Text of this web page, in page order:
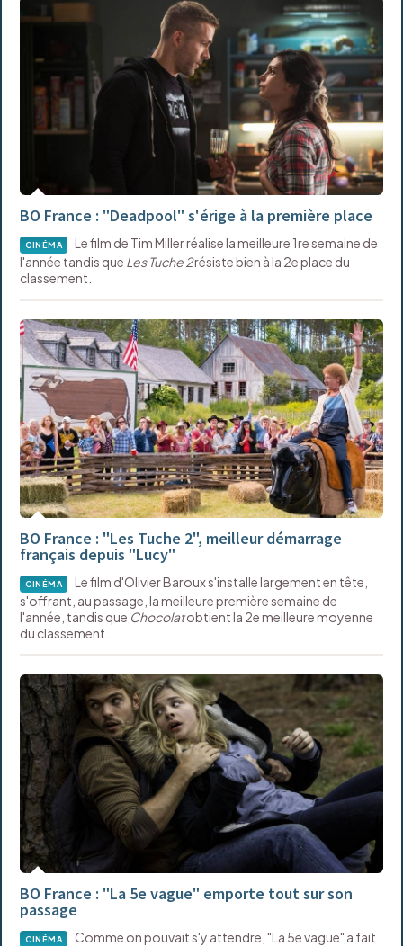
BO France : "Deadpool" s'érige à la première place
CINÉMA
Le film de Tim Miller réalise la meilleure 1re semaine de
l'année tandis que Les Tuche 2résiste bien à la 2e place du
classement.
BO France : "Les Tuche 2", meilleur démarrage
français depuis "Lucy"
CINÉMA
Le film d'Olivier Baroux s'installe largement en tête,
s'offrant, au passage, la meilleure première semaine de
l'année, tandis que Chocolatobtient la 2e meilleure moyenne
du classement.
BO France : "La 5e vague" emporte tout sur son
passage
CINÉMA
Comme on pouvait s'y attendre, "La 5e vague" a fait